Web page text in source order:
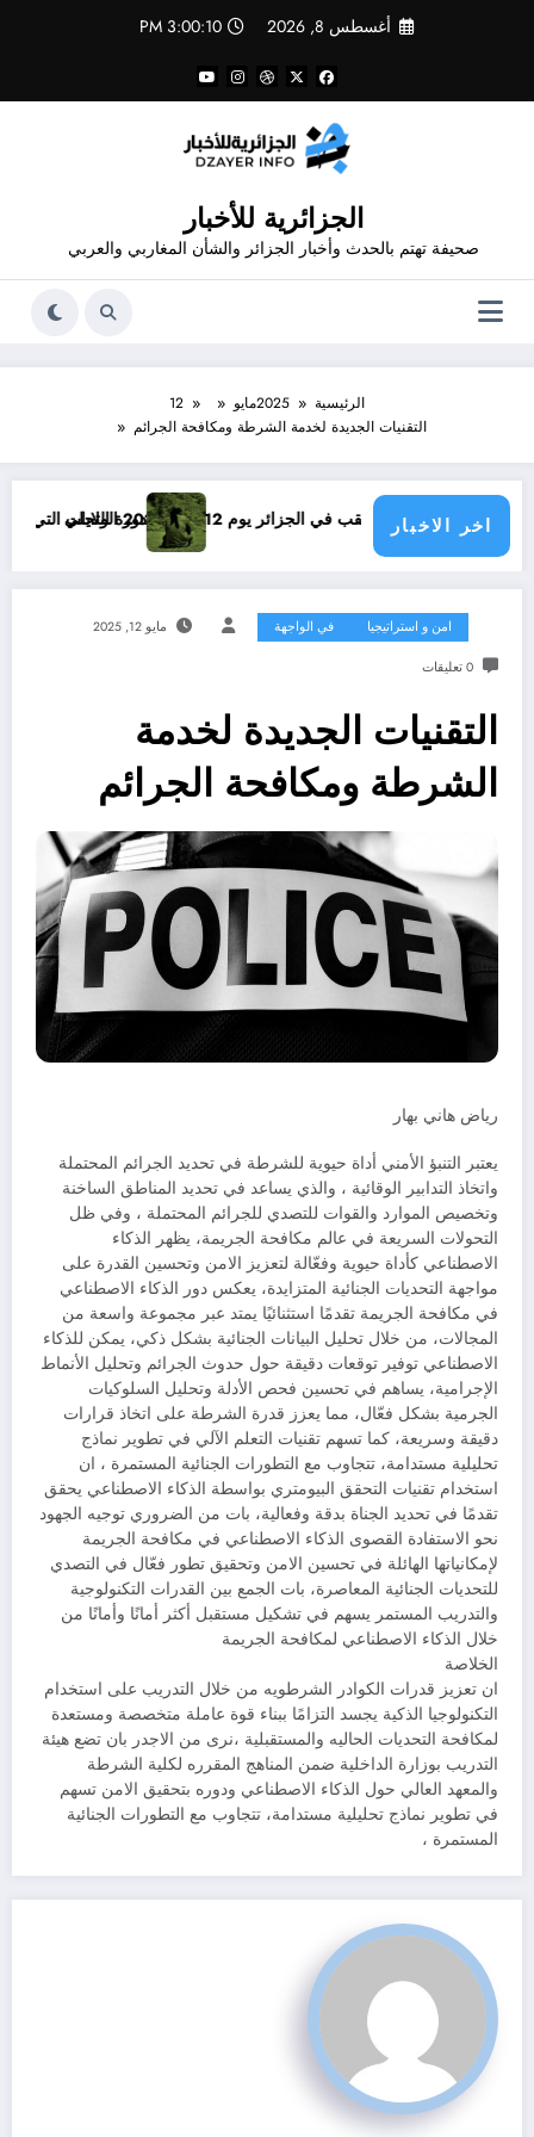
أغسطس 8, 2026 3:00:10 PM
الجزائرية للأخبار
صحيفة تهتم بالحدث وأخبار الجزائر والشأن المغاربي والعربي
الرئيسية 2025مايو
12
التقنيات الجديدة لخدمة الشرطة ومكافحة الجرائم
اخر الاخبار
يوم 12 أوت 2026 الولايات التي يمكن فيها مشاهدة الكسوف دورة التجلي تفلسف
امن و استراتيجيا في الواجهة مايو 12, 2025
0 تعليقات
التقنيات الجديدة لخدمة
الشرطة ومكافحة الجرائم
رياض هاني بهار
يعتبر التنبؤ الأمني أداة حيوية للشرطة في تحديد الجرائم المحتملة
واتخاذ التدابير الوقائية ، والذي يساعد في تحديد المناطق الساخنة
وتخصيص الموارد والقوات للتصدي للجرائم المحتملة ، وفي ظل
التحولات السريعة في عالم مكافحة الجريمة، يظهر الذكاء
الاصطناعي كأداة حيوية وفعّالة لتعزيز الامن وتحسين القدرة على
مواجهة التحديات الجنائية المتزايدة، يعكس دور الذكاء الاصطناعي
في مكافحة الجريمة تقدمًا استثنائيًا يمتد عبر مجموعة واسعة من
المجالات، من خلال تحليل البيانات الجنائية بشكل ذكي، يمكن للذكاء
الاصطناعي توفير توقعات دقيقة حول حدوث الجرائم وتحليل الأنماط
الإجرامية، يساهم في تحسين فحص الأدلة وتحليل السلوكيات
الجرمية بشكل فعّال، مما يعزز قدرة الشرطة على اتخاذ قرارات
دقيقة وسريعة، كما تسهم تقنيات التعلم الآلي في تطوير نماذج
تحليلية مستدامة، تتجاوب مع التطورات الجنائية المستمرة ، ان
استخدام تقنيات التحقق البيومتري بواسطة الذكاء الاصطناعي يحقق
تقدمًا في تحديد الجناة بدقة وفعالية، بات من الضروري توجيه الجهود
نحو الاستفادة القصوى الذكاء الاصطناعي في مكافحة الجريمة
لإمكانياتها الهائلة في تحسين الامن وتحقيق تطور فعّال في التصدي
للتحديات الجنائية المعاصرة، بات الجمع بين القدرات التكنولوجية
والتدريب المستمر يسهم في تشكيل مستقبل أكثر أمانًا وأمانًا من
خلال الذكاء الاصطناعي لمكافحة الجريمة
الخلاصة
ان تعزيز قدرات الكوادر الشرطويه من خلال التدريب على استخدام
التكنولوجيا الذكية يجسد التزامًا ببناء قوة عاملة متخصصة ومستعدة
لمكافحة التحديات الحاليه والمستقبلية ،نرى من الاجدر بان تضع هيئة
التدريب بوزارة الداخلية ضمن المناهج المقرره لكلية الشرطة
والمعهد العالي حول الذكاء الاصطناعي ودوره بتحقيق الامن تسهم
في تطوير نماذج تحليلية مستدامة، تتجاوب مع التطورات الجنائية
المستمرة ،